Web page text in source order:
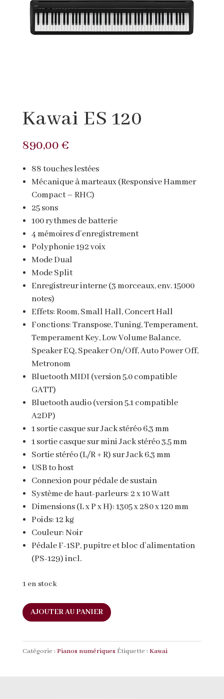
Kawai ES 120
890,00€
88 touches lestées
Mécanique à marteaux (Responsive Hammer
Compact – RHC)
25 sons
100 rythmes de batterie
4 mémoires d’enregistrement
Polyphonie 192 voix
Mode Dual
Mode Split
Enregistreur interne (3 morceaux, env. 15000
notes)
Effets: Room, Small Hall, Concert Hall
Fonctions: Transpose, Tuning, Temperament,
Temperament Key, Low Volume Balance,
Speaker EQ, Speaker On/Off, Auto Power Off,
Metronom
Bluetooth MIDI (version 5.0 compatible
GATT)
Bluetooth audio (version 5.1 compatible
A2DP)
1 sortie casque sur Jack stéréo 6,3 mm
1 sortie casque sur mini Jack stéréo 3,5 mm
Sortie stéréo (L/R + R) sur Jack 6,3 mm
USB to host
Connexion pour pédale de sustain
Système de haut-parleurs: 2 x 10 Watt
Dimensions (L x P x H): 1305 x 280 x 120 mm
Poids: 12 kg
Couleur: Noir
Pédale F-1SP, pupitre et bloc d’alimentation
(PS-129) incl.
1 en stock
quantité
de
ES
AJOUTER AU PANIER
Catégorie : Pianos numériques Étiquette : Kawai